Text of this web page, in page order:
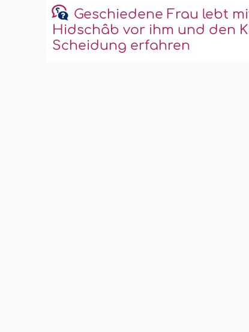
Geschiedene Frau lebt
Hidschâb vor ihm und den
Scheidung erfahren